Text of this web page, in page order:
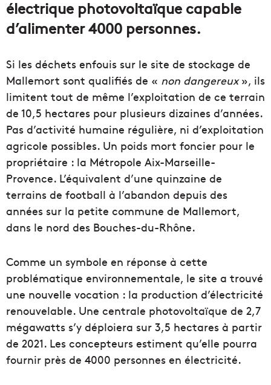
électrique photovoltaïque capable
d’alimenter 4000 personnes.
Si les déchets enfouis sur le site de stockage de
Mallemort sont qualifiés de « non dangereux», ils
limitent tout de même l’exploitation de ce terrain
de 10,5 hectares pour plusieurs dizaines d’années.
Pas d’activité humaine régulière, ni d’exploitation
agricole possibles. Un poids mort foncier pour le
propriétaire : la Métropole Aix-Marseille-
Provence. L’équivalent d’une quinzaine de
terrains de football à l’abandon depuis des
années sur la petite commune de Mallemort,
dans le nord des Bouches-du-Rhône.
Comme un symbole en réponse à cette
problématique environnementale, le site a trouvé
une nouvelle vocation : la production d’électricité
renouvelable. Une centrale photovoltaïque de 2,7
mégawatts s’y déploiera sur 3,5 hectares à partir
de 2021. Les concepteurs estiment qu’elle pourra
fournir près de 4000 personnes en électricité.